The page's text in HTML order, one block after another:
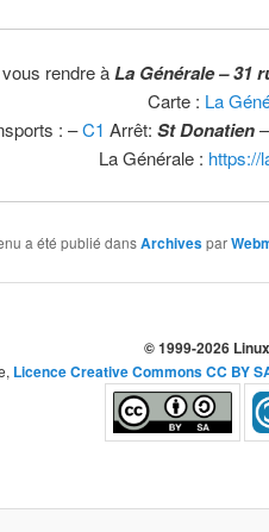
rendre à La Générale – 31
Carte : La
: –C1 Arrêt: St Donatien–
La Générale : https://
a été publié dansArchivespar
© 1999-2026
Licence Creative Commons CC BY